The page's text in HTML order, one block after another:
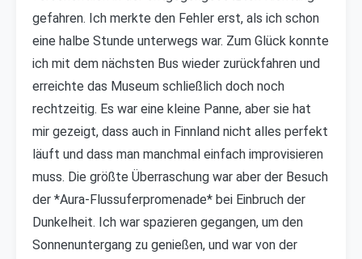
gefahren. Ich merkte den Fehler erst, als ich schon
eine halbe Stunde unterwegs war. Zum Glück konnte
ich mit dem nächsten Bus wieder zurückfahren und
erreichte das Museum schließlich doch noch
rechtzeitig. Es war eine kleine Panne, aber sie hat
mir gezeigt, dass auch in Finnland nicht alles perfekt
läuft und dass man manchmal einfach improvisieren
muss. Die größte Überraschung war aber der Besuch
der *Aura-Flussuferpromenade* bei Einbruch der
Dunkelheit. Ich war spazieren gegangen, um den
Sonnenuntergang zu genießen, und war von der